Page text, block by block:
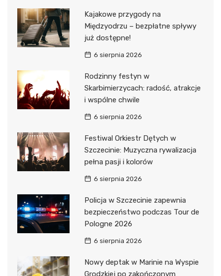
Kajakowe przygody na
Międzyodrzu – bezpłatne spływy
już dostępne!
6 sierpnia 2026
Rodzinny festyn w
Skarbimierzycach: radość, atrakcje
i wspólne chwile
6 sierpnia 2026
Festiwal Orkiestr Dętych w
Szczecinie: Muzyczna rywalizacja
pełna pasji i kolorów
6 sierpnia 2026
Policja w Szczecinie zapewnia
bezpieczeństwo podczas Tour de
Pologne 2026
6 sierpnia 2026
Nowy deptak w Marinie na Wyspie
Grodzkiej po zakończonym